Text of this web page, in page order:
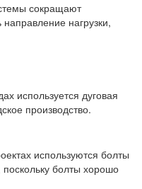
сокращают
нагрузки,
используется дуговая
производство.
используются болты
болты хорошо